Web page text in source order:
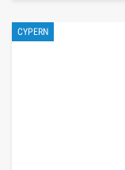
CYPERN